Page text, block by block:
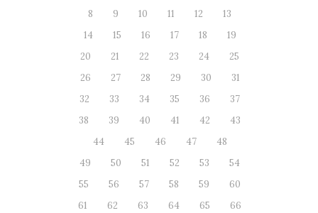
8
9 10 11 12
13
14
15 16 17 18
19
20
21 22 23 24
25
26
27 28 29 30
31
32
33 34 35 36
37
38
39 40 41 42
43
44
45 46 47
48
49
50 51 52 53
54
55
56 57 58 59
60
61
62 63 64 65
66